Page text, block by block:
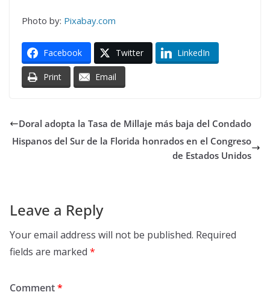
Photo by: Pixabay.com
Facebook Twitter LinkedIn
Print Email
Doral adopta la Tasa de Millaje más baja del Condado
Hispanos del Sur de la Florida honrados en el Congreso
de Estados Unidos
Leave a Reply
Your email address will not be published. Required
fields are marked *
Comment*